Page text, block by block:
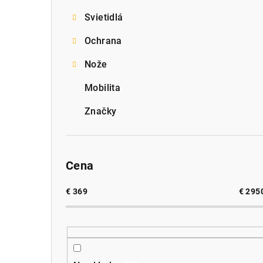
Svietidlá
Ochrana
Nože
Mobilita
Značky
Cena
€ 369 €